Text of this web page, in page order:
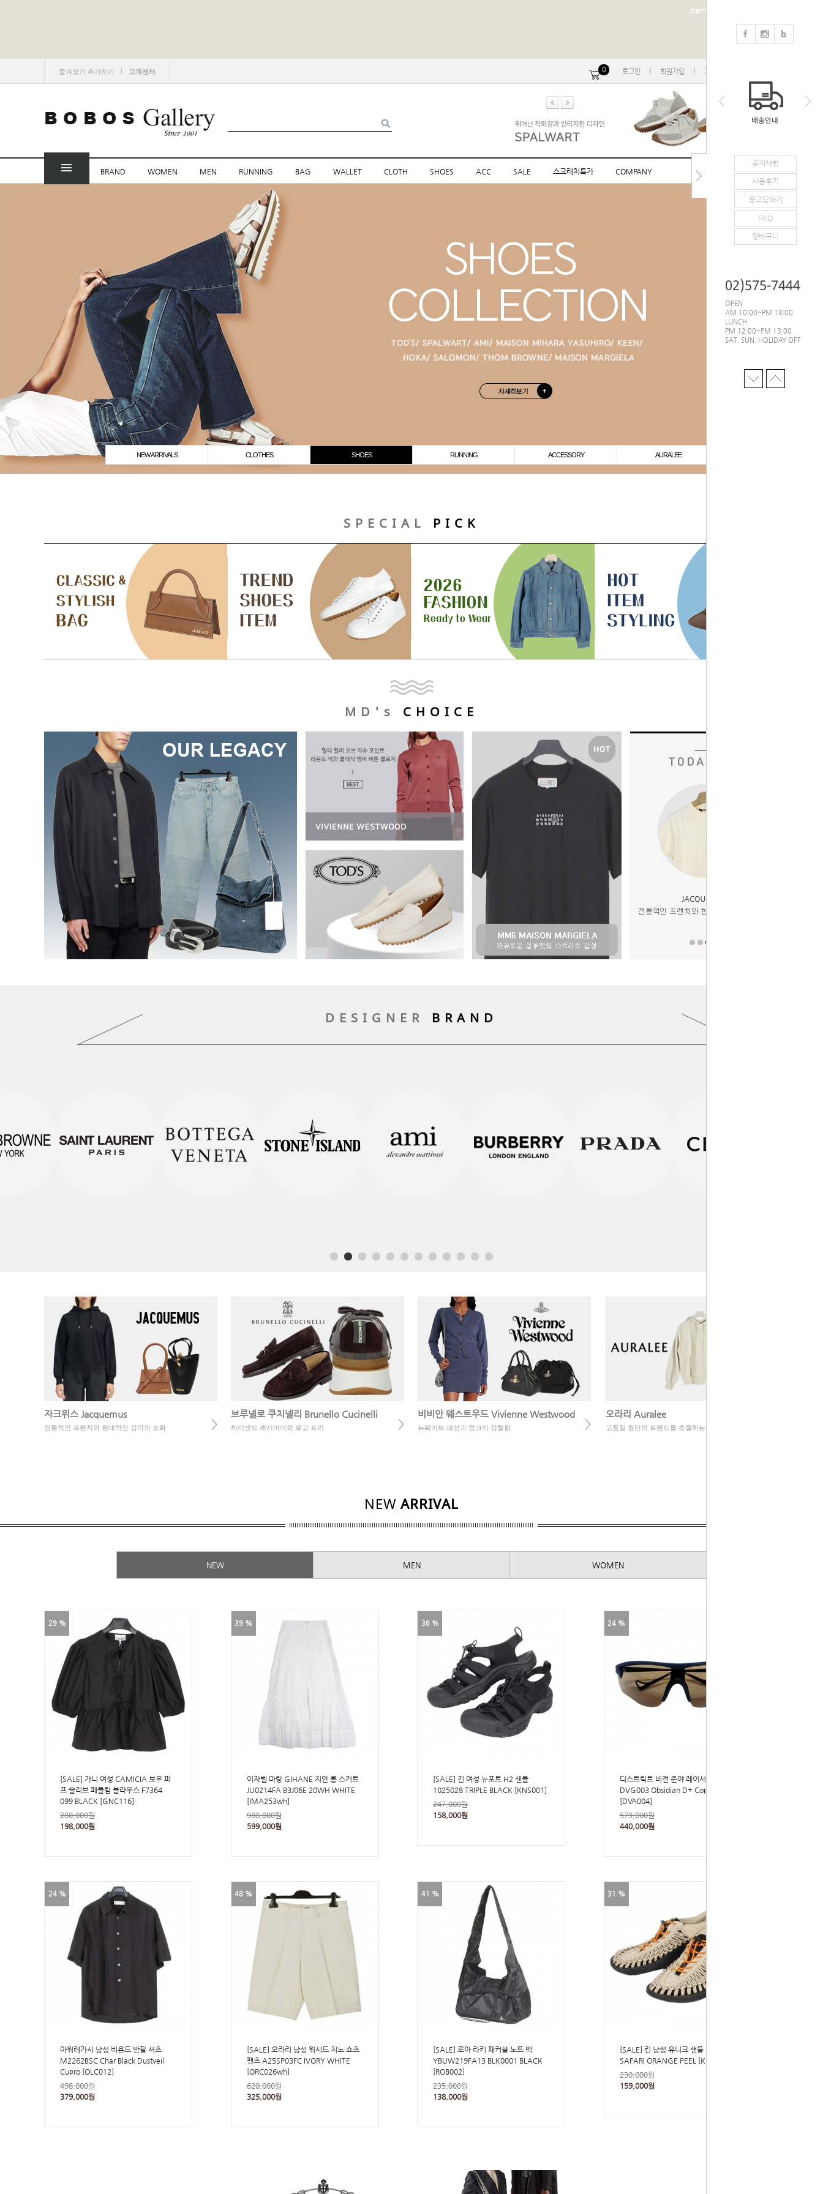
오늘하루 열지않음
즐겨찾기 추가하기 ㅣ 고객센터 0 로그인 회원가입 고객센터
BRAND WOMEN MEN RUNNING BAG WALLET CLOTH SHOES ACC SALE 스크래치특가 COMPANY
NEW ARRIVALS CLOTHES SHOES RUNNING ACCESSORY AURALEE
SPECIAL PICK
MD's CHOICE
DESIGNER BRAND
자크뮈스 Jacquemus
전통적인 프렌치와 현대적인 감각의 조화 >
브루넬로 쿠치넬리 Brunello Cucinelli
하이엔드 캐시미어와 로고 프리 >
비비안 웨스트우드 Vivienne Westwood
뉴웨이브 패션과 펑크의 강렬함 >
오라리 Auralee
고품질 원단의 트렌드를 초월하는 미니멀리즘
NEW ARRIVAL
NEW MEN WOMEN
29 %
[SALE] 가니 여성 CAMICIA 보우 퍼
프 슬리브 페플럼 블라우스 F7364
099 BLACK [GNC116]
280,000원
198,000원
39 %
이자벨 마랑 GIHANE 지안 롱 스커트
JU0214FA B3J06E 20WH WHITE
[IMA253wh]
988,000원
599,000원
36 %
[SALE] 킨 여성 뉴포트 H2 샌들
1025028 TRIPLE BLACK [KNS001]
247,000원
158,000원
24 %
디스트릭트 비전 준야 레이서 선글라스
DVG003 Obsidian D+ Copper
[DVA004]
579,000원
440,000원
24 %
아워레가시 남성 비욘드 반팔 셔츠
M2262BSC Char Black Dustveil
Cupro [OLC012]
498,000원
379,000원
48 %
[SALE] 오라리 남성 워시드 치노 쇼츠
팬츠 A25SP03FC IVORY WHITE
[ORC026wh]
620,000원
325,000원
41 %
[SALE] 로아 라키 패커블 노트 백
YBUW219FA13 BLK0001 BLACK
[ROB002]
235,000원
138,000원
31 %
[SALE] 킨 남성 유니크 샌들 1032178
SAFARI ORANGE PEEL [KNS009]
230,000원
159,000원
공지사항
사용후기
묻고답하기
FAQ
장바구니
02)575-7444
OPEN
AM 10:00~PM 18:00
LUNCH
PM 12:00~PM 13:00
SAT, SUN, HOLIDAY OFF